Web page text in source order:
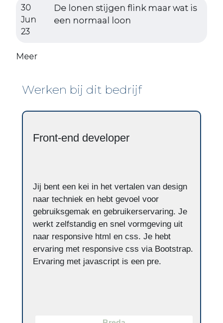
30
Jun
23
De lonen stijgen flink maar wat is
een normaal loon
Meer
Werken bij dit bedrijf
Front-end developer
Jij bent een kei in het vertalen van design
naar techniek en hebt gevoel voor
gebruiksgemak en gebruikerservaring. Je
werkt zelfstandig en snel vormgeving uit
naar responsive html en css. Je hebt
ervaring met responsive css via Bootstrap.
Ervaring met javascript is een pre.